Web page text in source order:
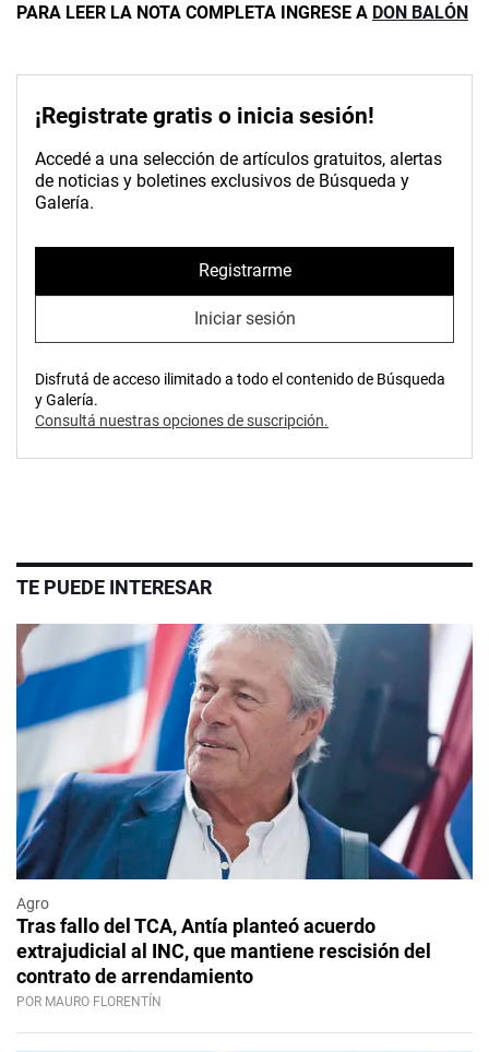
PARA LEER LA NOTA COMPLETA INGRESE A DON BALÓN
¡Registrate gratis o inicia sesión!
Accedé a una selección de artículos gratuitos, alertas
de noticias y boletines exclusivos de Búsqueda y
Galería.
Registrarme
Iniciar sesión
Disfrutá de acceso ilimitado a todo el contenido de Búsqueda
y Galería.
Consultá nuestras opciones de suscripción.
TE PUEDE INTERESAR
Agro
Tras fallo del TCA, Antía planteó acuerdo
extrajudicial al INC, que mantiene rescisión del
contrato de arrendamiento
POR MAURO FLORENTÍN